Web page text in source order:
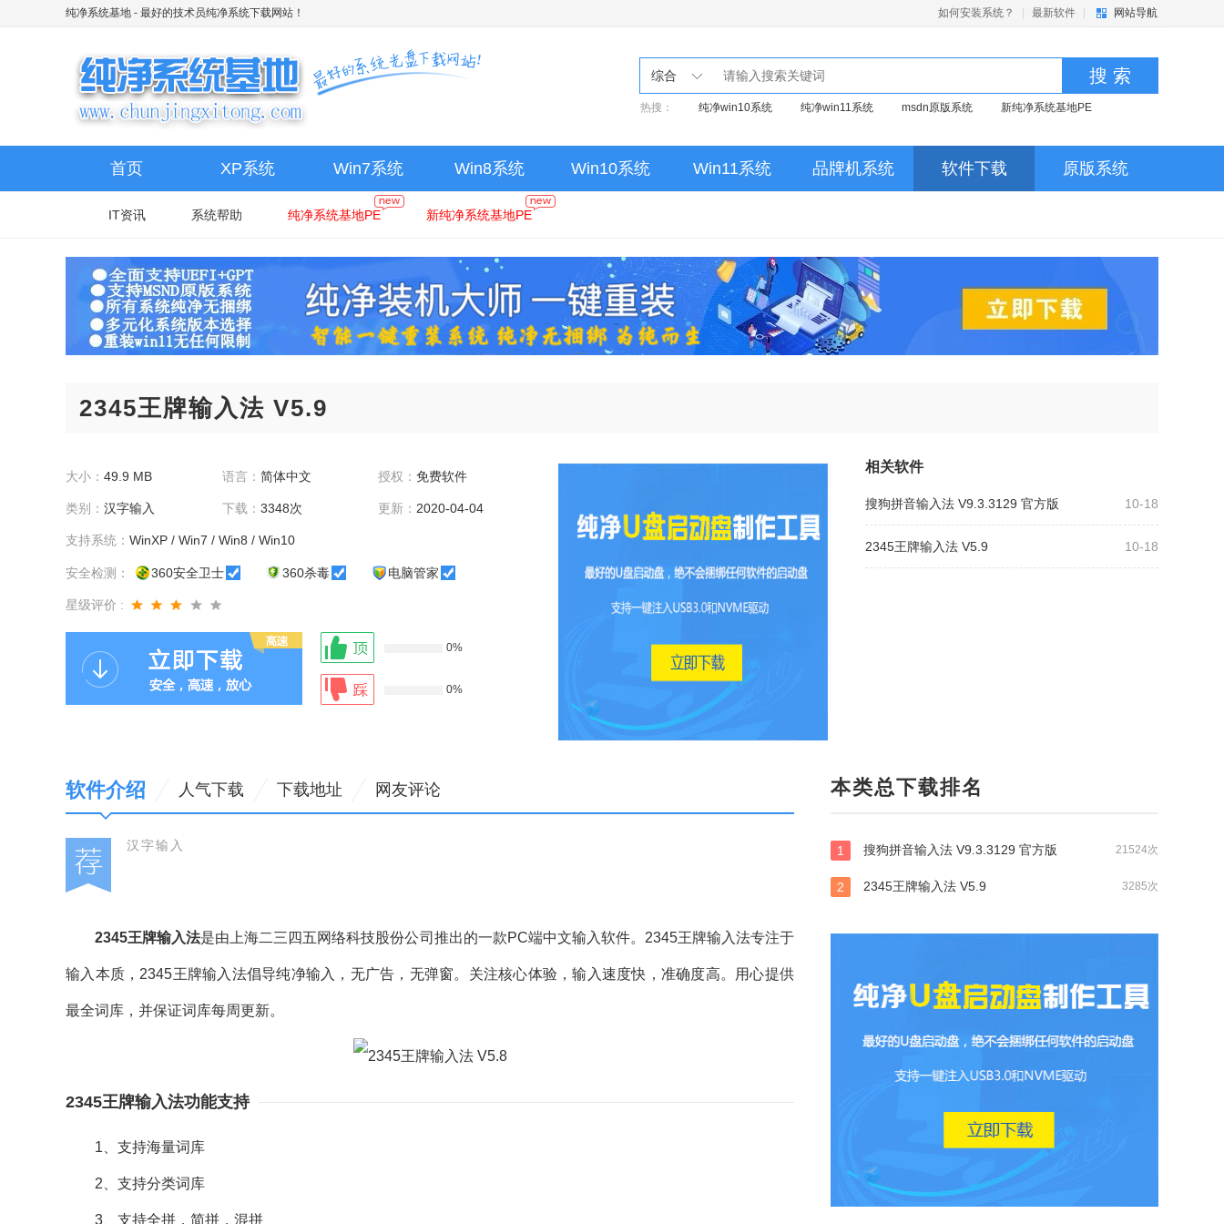
纯净系统基地 - 最好的技术员纯净系统下载网站！ 如何安装系统？ 最新软件 网站导航
综合 搜 索
热搜： 纯净win10系统 纯净win11系统 msdn原版系统 新纯净系统基地PE
首页 XP系统 Win7系统 Win8系统 Win10系统 Win11系统 品牌机系统 软件下载 原版系统
IT资讯 系统帮助 纯净系统基地PE 新纯净系统基地PE
2345王牌输入法 V5.9
大小： 49.9 MB 语言： 简体中文 授权：免费软件
类别： 汉字输入 下载： 3348次 更新： 2020-04-04
支持系统： WinXP / Win7 / Win8 / Win10
安全检测： 360安全卫士 360杀毒 电脑管家
星级评价 :
0%
0%
相关软件
10-18
搜狗拼音输入法 V9.3.3129 官方版
10-18
2345王牌输入法 V5.9
软件介绍 人气下载 下载地址 网友评论
汉字输入
2345王牌输入法是由上海二三四五网络科技股份公司推出的一款PC端中文输入软件。2345王牌输入法专注于
输入本质，2345王牌输入法倡导纯净输入，无广告，无弹窗。关注核心体验，输入速度快，准确度高。用心提供
最全词库，并保证词库每周更新。
2345王牌输入法功能支持
1、支持海量词库
2、支持分类词库
3、支持全拼，简拼，混拼
本类总下载排名
21524次
1 搜狗拼音输入法 V9.3.3129 官方版
3285次
2 2345王牌输入法 V5.9